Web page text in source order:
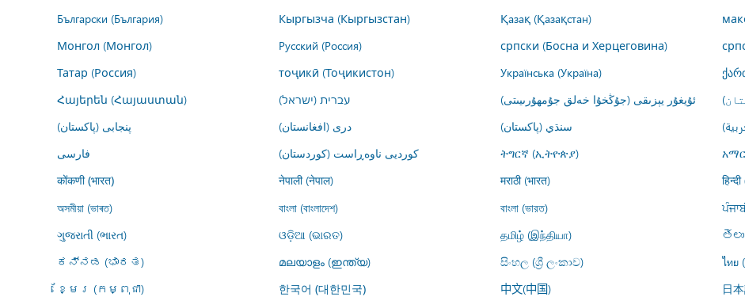
Български (България)
Кыргызча (Кыргызстан) Қазақ (Қазақстан)
Монгол (Монгол)
Русский (Россия) српски (Босна и Херцеговина)
Татар (Россия)
тоҷикӣ (Тоҷикистон) Українська (Україна)
Հայերեն (Հայաստան)
עברית (ישראל) ئۇيغۇر يېزىقى (جۇڭخۇا خەلق جۇمھۇرىيىتى)
پنجابی (پاکستان)
درى (افغانستان) سنڌي (پاکستان)
فارسى
کوردیی ناوەڕاست (کوردستان) ትግርኛ (ኢትዮጵያ)
कोंकणी (भारत) नेपाली (नेपाल) मराठी (भारत)
অসমীয়া (ভাৰত) বাংলা (বাংলাদেশ) বাংলা (ভারত)
ગુજરાતી (ભારત)
ଓଡ଼ିଆ (ଭାରତ) தமிழ் (இந்தியா)
ಕನ್ನಡ (ಭಾರತ)
മലയാളം (ഇന്ത്യ) සිංහල (ශ්‍රී ලංකාව)
ไทย
ខ្មែរ (កម្ពុជា)
한국어 (대한민국) 中文(中国) 日